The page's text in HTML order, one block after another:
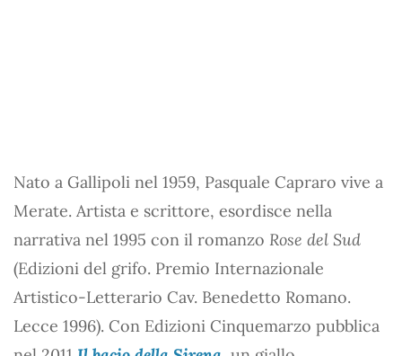
Nato a Gallipoli nel 1959, Pasquale Capraro vive a
Merate. Artista e scrittore, esordisce nella
narrativa nel 1995 con il romanzo Rose del Sud
(Edizioni del grifo. Premio Internazionale
Artistico-Letterario Cav. Benedetto Romano.
Lecce 1996). Con Edizioni Cinquemarzo pubblica